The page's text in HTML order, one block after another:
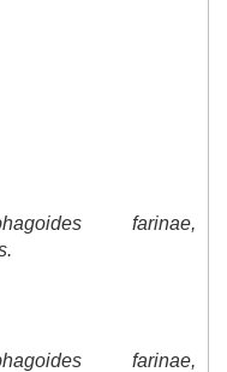
farinae,
farinae,